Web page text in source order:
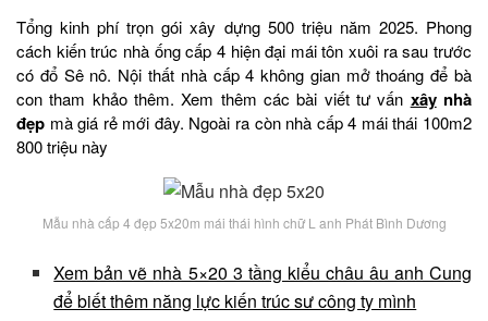
Tổng kinh phí trọn gói xây dựng 500 triệu năm 2025. Phong
cách kiến trúc nhà ống cấp 4 hiện đại mái tôn xuôi ra sau trước
có đổ Sê nô. Nội thất nhà cấp 4 không gian mở thoáng để bà
con tham khảo thêm. Xem thêm các bài viết tư vấn xâynhà
đẹp mà giá rẻ mới đây. Ngoài ra còn nhà cấp 4 mái thái 100m2
800 triệu này
Mẫu nhà cấp 4 đẹp 5x20m mái thái hình chữ L anh Phát Bình Dương
Xem bản vẽ nhà 5×20 3 tầng kiểu châu âu anh Cung
để biết thêm năng lực kiến trúc sư công ty mình